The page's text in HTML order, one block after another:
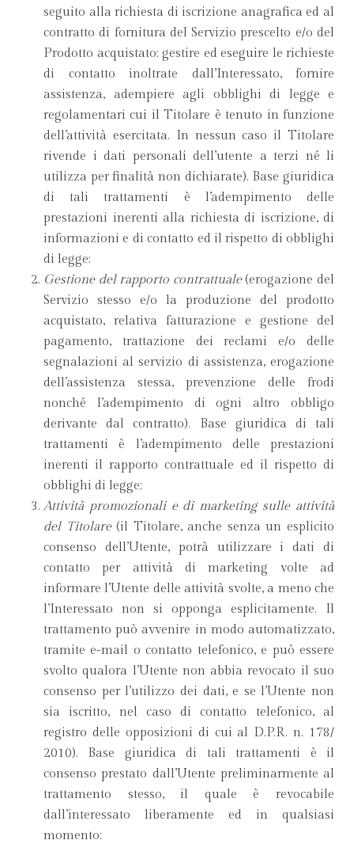
seguito alla richiesta di iscrizione anagrafica ed al
contratto di fornitura del Servizio prescelto e/o del
Prodotto acquistato; gestire ed eseguire le richieste
di contatto inoltrate dall’Interessato, fornire
assistenza, adempiere agli obblighi di legge e
regolamentari cui il Titolare è tenuto in funzione
dell’attività esercitata. In nessun caso il Titolare
rivende i dati personali dell’utente a terzi né li
utilizza per finalità non dichiarate). Base giuridica
di tali trattamenti è l’adempimento delle
prestazioni inerenti alla richiesta di iscrizione, di
informazioni e di contatto ed il rispetto di obblighi
di legge;
Gestione del rapporto contrattuale(erogazione del
Servizio stesso e/o la produzione del prodotto
acquistato, relativa fatturazione e gestione del
pagamento, trattazione dei reclami e/o delle
segnalazioni al servizio di assistenza, erogazione
dell’assistenza stessa, prevenzione delle frodi
nonché l’adempimento di ogni altro obbligo
derivante dal contratto). Base giuridica di tali
trattamenti è l’adempimento delle prestazioni
inerenti il rapporto contrattuale ed il rispetto di
obblighi di legge;
Attività promozionali e di marketing sulle attività
del Titolare(il Titolare, anche senza un esplicito
consenso dell’Utente, potrà utilizzare i dati di
contatto per attività di marketing volte ad
informare l’Utente delle attività svolte, a meno che
l’Interessato non si opponga esplicitamente. Il
trattamento può avvenire in modo automatizzato,
tramite e-mail o contatto telefonico, e può essere
svolto qualora l’Utente non abbia revocato il suo
consenso per l’utilizzo dei dati, e se l’Utente non
sia iscritto, nel caso di contatto telefonico, al
registro delle opposizioni di cui al D.P.R. n. 178/
2010). Base giuridica di tali trattamenti è il
consenso prestato dall’Utente preliminarmente al
trattamento stesso, il quale è revocabile
dall’interessato liberamente ed in qualsiasi
momento;